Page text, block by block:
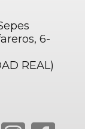
6-
REAL)